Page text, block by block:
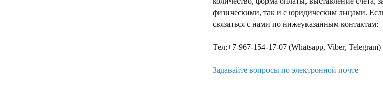
физическими, так и с юридическим лицами.
связаться с нами по нижеуказанным контактам:
Tел:+7-967-154-17-07 (Whatsapp, Viber, Telegram)
Задавайте вопросы по электронной почте